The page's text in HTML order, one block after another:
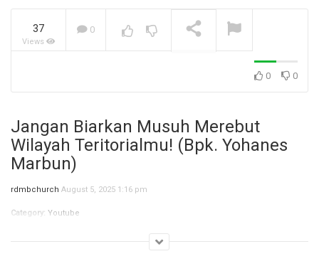
Jangan Biarkan Masa Lalu,
Depanmu! (Ibu Siane)
37
Views
0
0 0
Jangan Biarkan Musuh Merebut
Wilayah Teritorialmu! (Bpk. Yohanes
Marbun)
rdmbchurch August 5, 2025 1:16 pm
Category: Youtube